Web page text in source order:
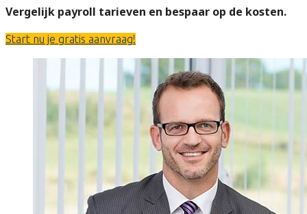
Vergelijk payroll tarieven en bespaar op de kosten.
Start nu je gratis aanvraag!